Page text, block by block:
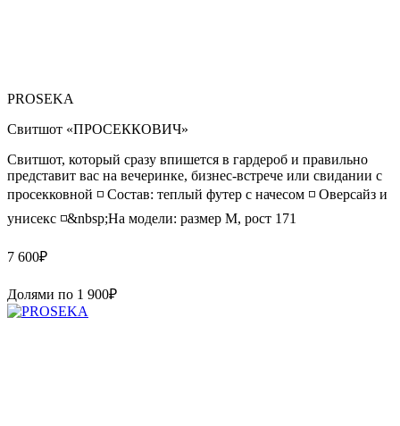
PROSEKA
Свитшот «ПРОСЕККОВИЧ»
Свитшот, который сразу впишется в гардероб и правильно
представит вас на вечеринке, бизнес-встрече или свидании с
просекковной ◽️ Состав: теплый футер с начесом ◽️ Оверсайз и
унисекс ◽️&nbsp;На модели: размер M, рост 171
7 600₽
Долями по 1 900₽